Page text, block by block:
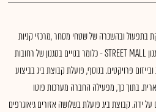
בתפעול ובהשכרה של שטחי מסחר ,מרכזי קניות
סגורים (קניונים) ומרכזי LIFE STYLE, בסגנון STREET MALL - כלומר בנויים בסגנון של רחובות
פרויקטים. בנוסף, פועלת קבוצת ביג בביצוע
בתוך כך, מפעילה החברה מערכות פוטו
על ידה. קבוצת ביג פועלת בשלושה אזורים גיאוגרפים